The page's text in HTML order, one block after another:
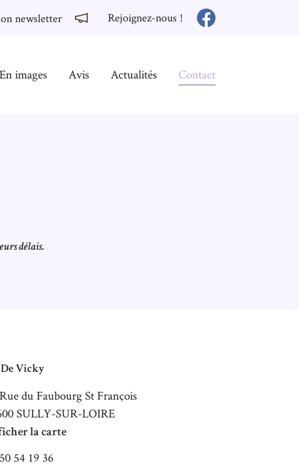
newsletter Rejoignez-nous !
En images Avis Actualités Contact
délais.
Vicky
du Faubourg St François
SULLY-SUR-LOIRE
la carte
54 19 36